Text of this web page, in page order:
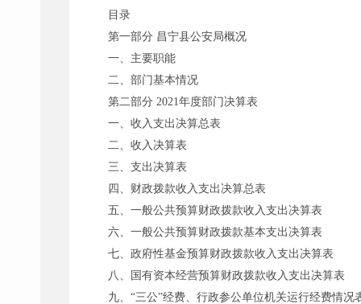
目录
第一部分 昌宁县公安局概况
一、主要职能
二、部门基本情况
第二部分 2021年度部门决算表
一、收入支出决算总表
二、收入决算表
三、支出决算表
四、财政拨款收入支出决算总表
五、一般公共预算财政拨款收入支出决算表
六、一般公共预算财政拨款基本支出决算表
七、政府性基金预算财政拨款收入支出决算表
八、国有资本经营预算财政拨款收入支出决算表
九、 “三公”经费、行政参公单位机关运行经费情况